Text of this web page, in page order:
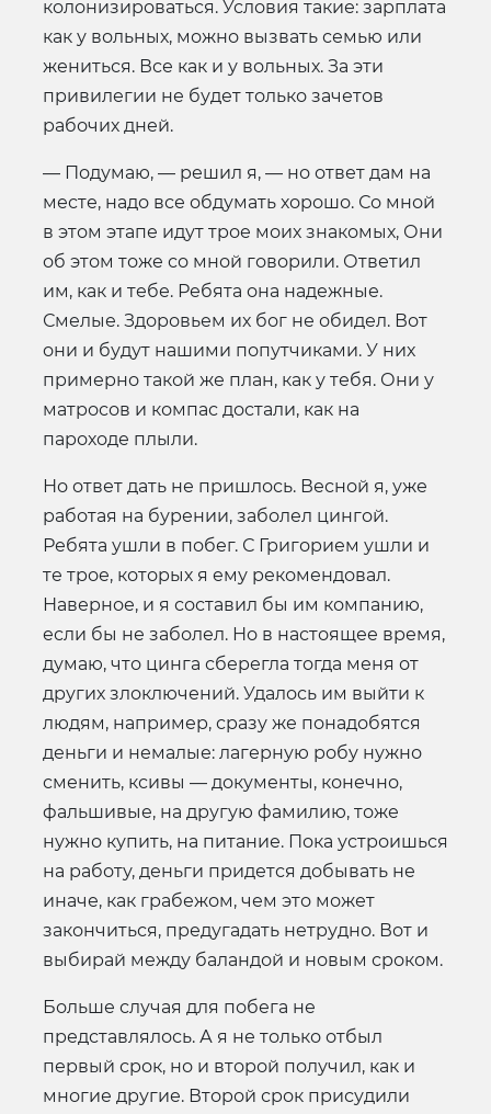
колонизироваться. Условия такие: зарплата
как у вольных, можно вызвать семью или
жениться. Все как и у вольных. За эти
привилегии не будет только зачетов
рабочих дней.
— Подумаю, — решил я, — но ответ дам на
месте, надо все обдумать хорошо. Со мной
в этом этапе идут трое моих знакомых, Они
об этом тоже со мной говорили. Ответил
им, как и тебе. Ребята она надежные.
Смелые. Здоровьем их бог не обидел. Вот
они и будут нашими попутчиками. У них
примерно такой же план, как у тебя. Они у
матросов и компас достали, как на
пароходе плыли.
Но ответ дать не пришлось. Весной я, уже
работая на бурении, заболел цингой.
Ребята ушли в побег. С Григорием ушли и
те трое, которых я ему рекомендовал.
Наверное, и я составил бы им компанию,
если бы не заболел. Но в настоящее время,
думаю, что цинга сберегла тогда меня от
других злоключений. Удалось им выйти к
людям, например, сразу же понадобятся
деньги и немалые: лагерную робу нужно
сменить, ксивы — документы, конечно,
фальшивые, на другую фамилию, тоже
нужно купить, на питание. Пока устроишься
на работу, деньги придется добывать не
иначе, как грабежом, чем это может
закончиться, предугадать нетрудно. Вот и
выбирай между баландой и новым сроком.
Больше случая для побега не
представлялось. А я не только отбыл
первый срок, но и второй получил, как и
многие другие. Второй срок присудили